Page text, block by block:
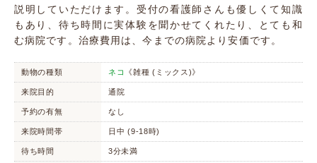
説明していただけます。受付の看護師さんも優しくて知識
もあり、待ち時間に実体験を聞かせてくれたり、とても和
む病院です。治療費用は、今までの病院より安価です。
動物の種類 ネコ 《雑種 (ミックス)》
来院目的 通院
予約の有無 なし
来院時間帯 日中 (9-18時)
待ち時間 3分未満